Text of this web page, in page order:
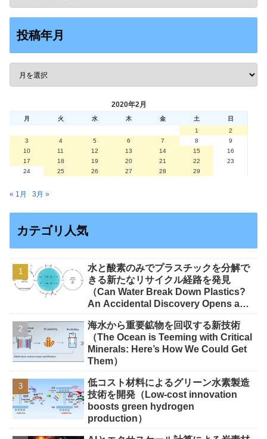
投稿年月
2020年2月
月 火 水 木 金 土
日
1
2
3
4 5 6 7 8
9
10
11 12 13 14 15
16
17
18 19 20 21 22
23
24
25 26 27 28 29
« 1月 3月 »
カテゴリ人気
水と酸素のみでプラスチックを分解で
きる新たなリサイクル経路を発見
（Can Water Break Down Plastics?
An Accidental Discovery Opens a
海水から重要鉱物を回収する新技術
（The Ocean is Teeming with Critical
Minerals: Here’s How We Could Get
Them）
低コスト材料によるグリーン水素製造
技術を開発（Low-cost innovation
boosts green hydrogen
production）